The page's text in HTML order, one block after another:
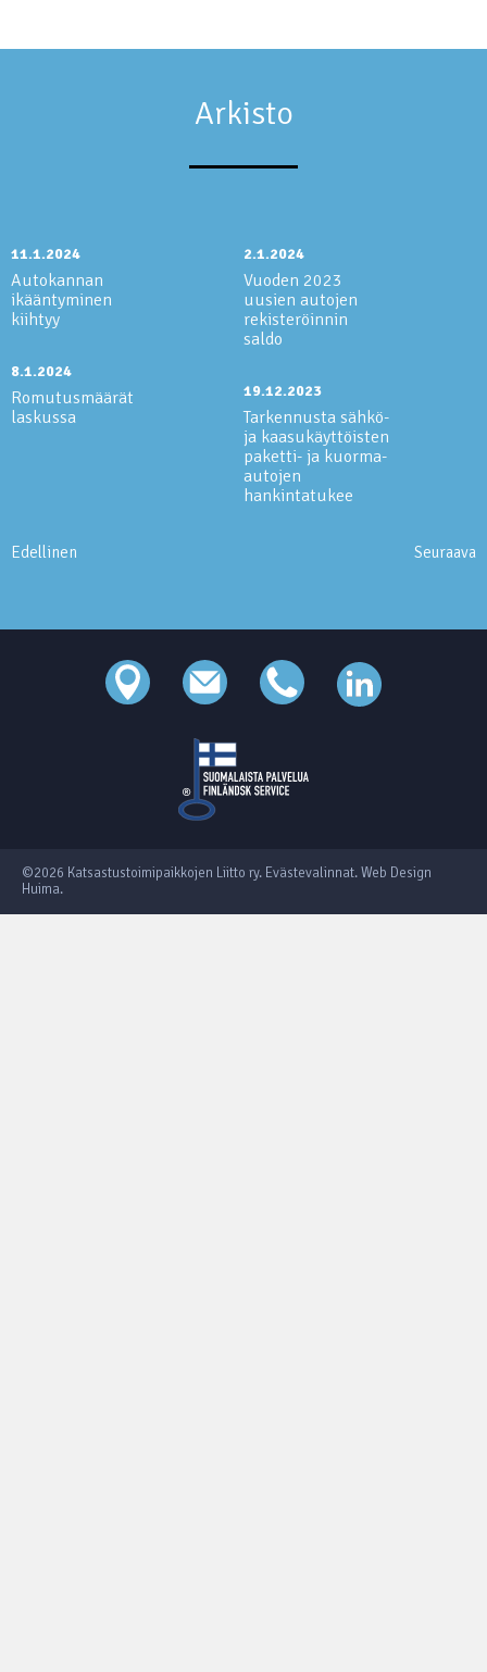
Arkisto
11.1.2024
Autokannan
ikääntyminen
kiihtyy
8.1.2024
Romutusmäärät
laskussa
2.1.2024
Vuoden 2023
uusien autojen
rekisteröinnin
saldo
19.12.2023
Tarkennusta sähkö-
ja kaasukäyttöisten
paketti- ja kuorma-
autojen
hankintatukee
Edellinen Seuraava
©2026 Katsastustoimipaikkojen Liitto ry. Evästevalinnat.Web Design
Huima.